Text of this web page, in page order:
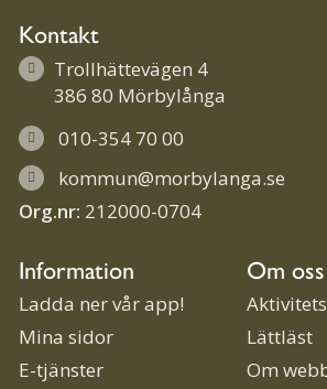
Kontakt
Trollhättevägen 4
386 80 Mörbylånga
010-354 70 00
kommun@morbylanga.se
Org.nr: 212000-0704
Information
Ladda ner vår app!
Mina sidor
E-tjänster
Om oss
Lättläst
Om